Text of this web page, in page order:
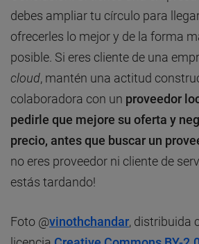
debes ampliar tu círculo para
ofrecerles lo mejor y de la forma
posible. Si eres cliente de una
cloud, mantén una actitud
colaboradora con un proveedor
pedirle que mejore su oferta y
precio, antes que buscar un
no eres proveedor ni cliente de
estás tardando!
Foto @vinothchandar, distribuida